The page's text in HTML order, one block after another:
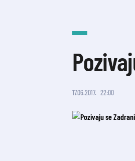
17.06.2017. 22:00